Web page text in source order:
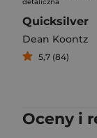
Quicksilver
Dean Koontz
5,7 (84)
Oceny i